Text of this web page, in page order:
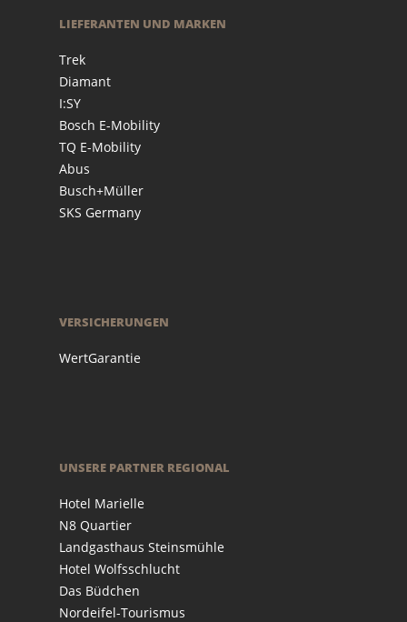
LIEFERANTEN UND MARKEN
Trek
Diamant
I:SY
Bosch E-Mobility
TQ E-Mobility
Abus
Busch+Müller
SKS Germany
VERSICHERUNGEN
WertGarantie
UNSERE PARTNER REGIONAL
Hotel Marielle
N8 Quartier
Landgasthaus Steinsmühle
Hotel Wolfsschlucht
Das Büdchen
Nordeifel-Tourismus